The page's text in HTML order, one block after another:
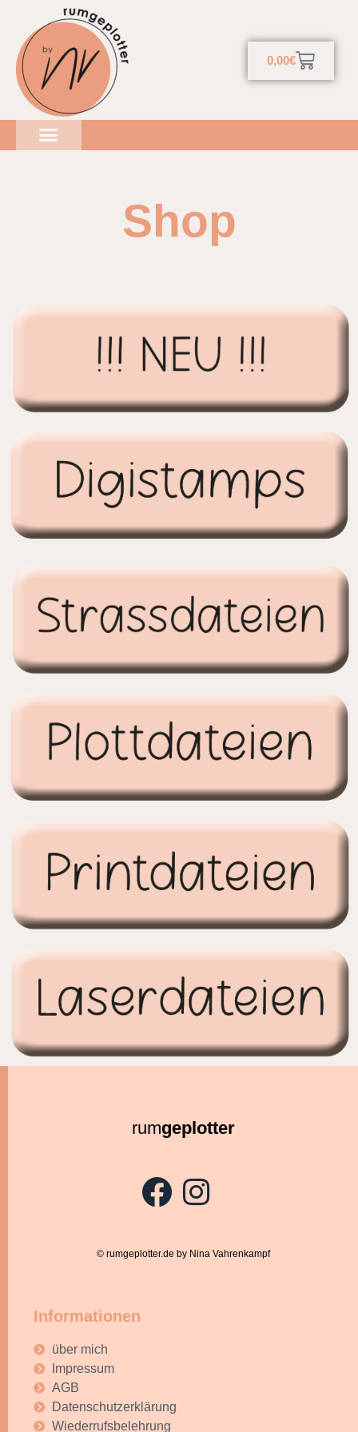
0,00€
Shop
rumgeplotter
© rumgeplotter.de by Nina Vahrenkampf
Informationen
über mich
Impressum
AGB
Datenschutzerklärung
Wiederrufsbelehrung